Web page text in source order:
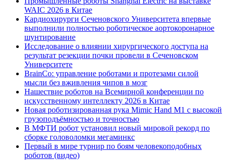
WAIC 2026 в Китае
Кардиохирурги Сеченовского Университета впервые
выполнили полностью роботическое аортокоронарное
шунтирование
Исследование о влиянии хирургического доступа на
результат резекции почки провели в Сеченовском
Университете
BrainCo: управление роботами и протезами силой
мысли без вживления чипов в мозг
Нашествие роботов на Всемирной конференции по
искусственному интеллекту 2026 в Китае
Новая роботизированная рука Mimic Hand M1 с высокой
грузоподъёмностью и точностью
В МФТИ робот установил новый мировой рекорд по
сборке головоломки мегаминкс
Первый в мире турнир по боям человекоподобных
роботов (видео)